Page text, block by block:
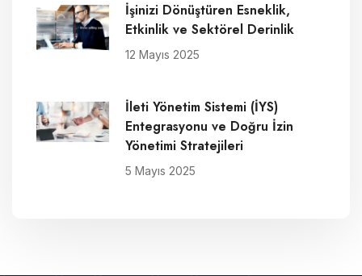
İşinizi Dönüştüren Esneklik,
Etkinlik ve Sektörel Derinlik
12 Mayıs 2025
İleti Yönetim Sistemi (İYS)
Entegrasyonu ve Doğru İzin
Yönetimi Stratejileri
5 Mayıs 2025